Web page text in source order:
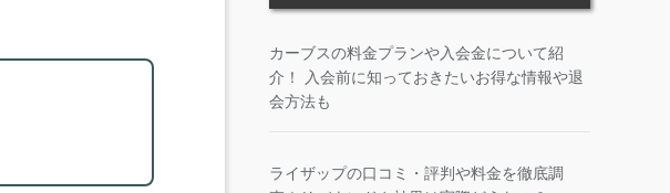
カーブスの料金プランや入会金について紹
介！ 入会前に知っておきたいお得な情報や退
会方法も
ライザップの口コミ・評判や料金を徹底調